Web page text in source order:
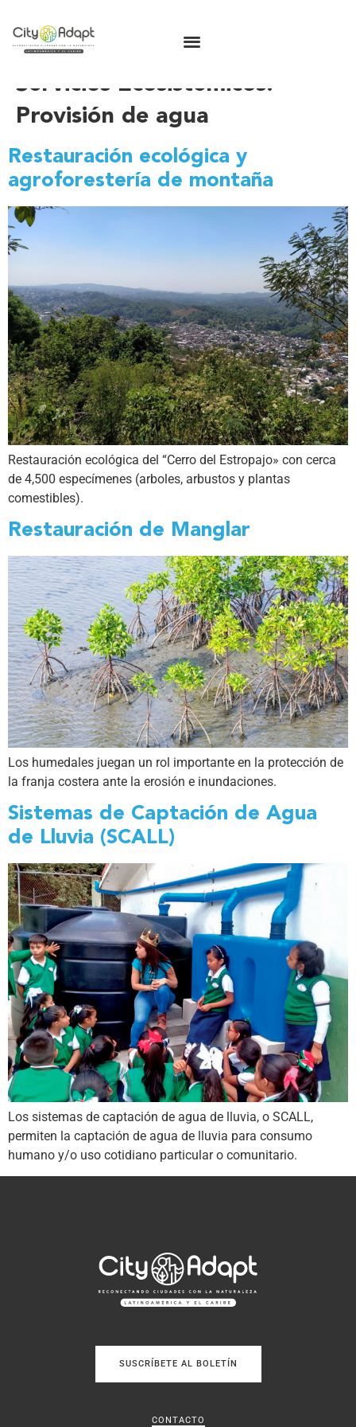
Servicios Ecosistémicos:
Provisión de agua
Restauración ecológica y
agroforestería de montaña
Restauración ecológica del “Cerro del Estropajo» con cerca
de 4,500 especímenes (arboles, arbustos y plantas
comestibles).
Restauración de Manglar
Los humedales juegan un rol importante en la protección de
la franja costera ante la erosión e inundaciones.
Sistemas de Captación de Agua
de Lluvia (SCALL)
Los sistemas de captación de agua de lluvia, o SCALL,
permiten la captación de agua de lluvia para consumo
humano y/o uso cotidiano particular o comunitario.
SUSCRÍBETE AL BOLETÍN
CONTACTO